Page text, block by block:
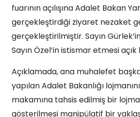
fuarının açılışına Adalet Bakan
gerçekleştirdiği ziyaret nezaket
gerçekleştirilmiştir. Sayın
Sayın Özel’in istismar etmesi
Açıklamada, ana muhalefet
yapılan Adalet Bakanlığı
makamına tahsis edilmiş bir
gösterilmesi manipülatif bir